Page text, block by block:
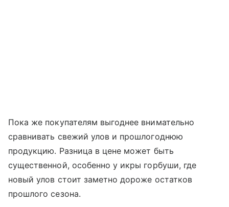
Пока же покупателям выгоднее внимательно
сравнивать свежий улов и прошлогоднюю
продукцию. Разница в цене может быть
существенной, особенно у икры горбуши, где
новый улов стоит заметно дороже остатков
прошлого сезона.